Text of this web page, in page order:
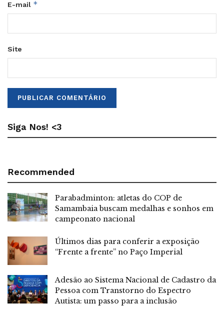
E-mail *
Site
Siga Nos! <3
Recommended
Parabadminton: atletas do COP de
Samambaia buscam medalhas e sonhos em
campeonato nacional
Últimos dias para conferir a exposição
“Frente a frente” no Paço Imperial
Adesão ao Sistema Nacional de Cadastro da
Pessoa com Transtorno do Espectro
Autista: um passo para a inclusão